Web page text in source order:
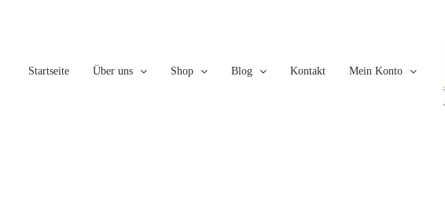
Startseite
Über uns Shop Blog Kontakt Mein Konto